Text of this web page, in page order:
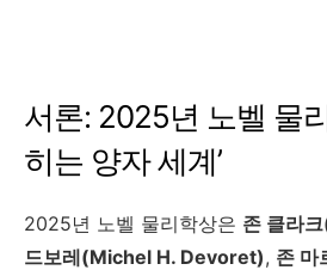
서론: 2025년 노벨 물
히는 양자 세계’
2025년 노벨 물리학상은 존 클라
드보레(Michel H. Devoret), 존 마